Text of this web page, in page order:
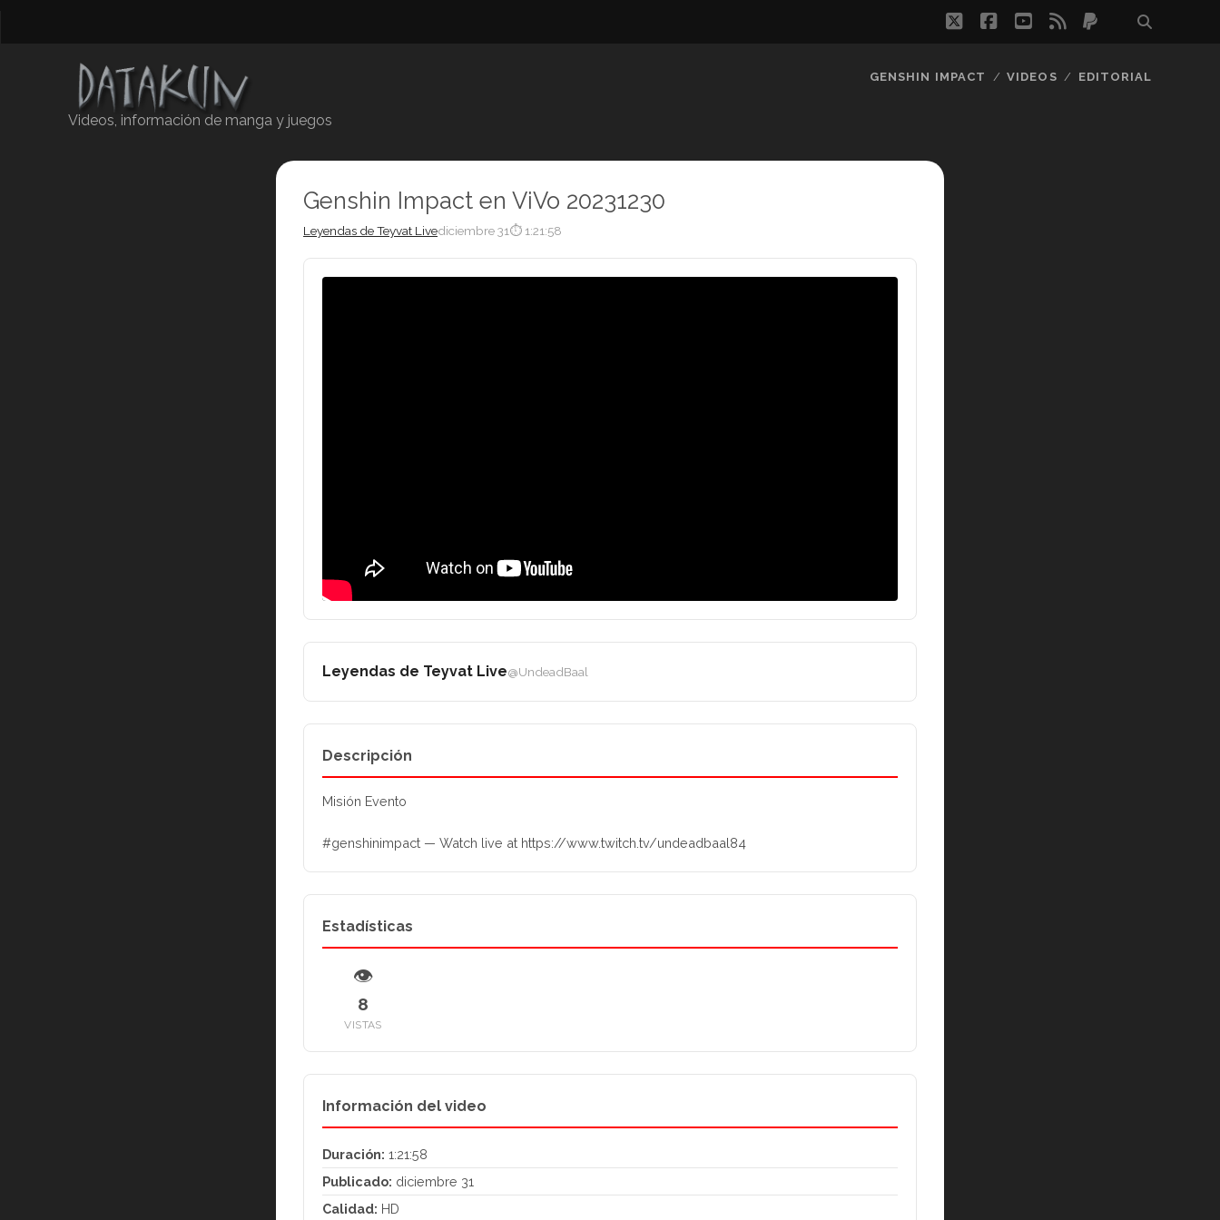
twitterfacebook
youtube
rss paypal
Videos, información de manga y juegos
GENSHIN IMPACT VIDEOS EDITORIAL
Genshin Impact en ViVo 20231230
Leyendas de Teyvat Livediciembre 31⏱ 1:21:58
Leyendas de Teyvat Live@UndeadBaal
Descripción
Misión Evento
#genshinimpact — Watch live at https://www.twitch.tv/undeadbaal84
Estadísticas
👁
8
VISTAS
Información del video
Duración: 1:21:58
Publicado: diciembre 31
Calidad: HD